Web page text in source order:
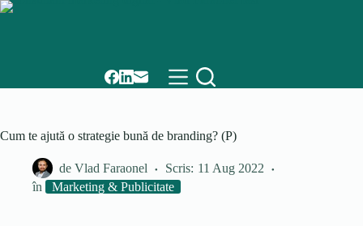
Skip
Cum te ajută o strategie bună de branding? (P)
de Vlad Faraonel Scris: 11 Aug 2022
în
Marketing & Publicitate